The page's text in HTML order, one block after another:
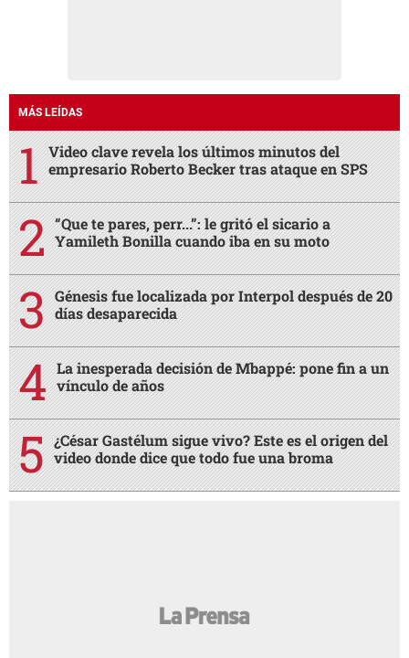
MÁS LEÍDAS
Video clave revela los últimos minutos del
empresario Roberto Becker tras ataque en SPS
“Que te pares, perr...”: le gritó el sicario a
Yamileth Bonilla cuando iba en su moto
Génesis fue localizada por Interpol después de 20
días desaparecida
La inesperada decisión de Mbappé: pone fin a un
vínculo de años
¿César Gastélum sigue vivo? Este es el origen del
video donde dice que todo fue una broma